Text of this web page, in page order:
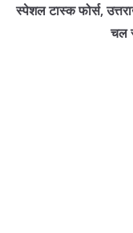
स्पेशल टास्क फोर्स,
चल